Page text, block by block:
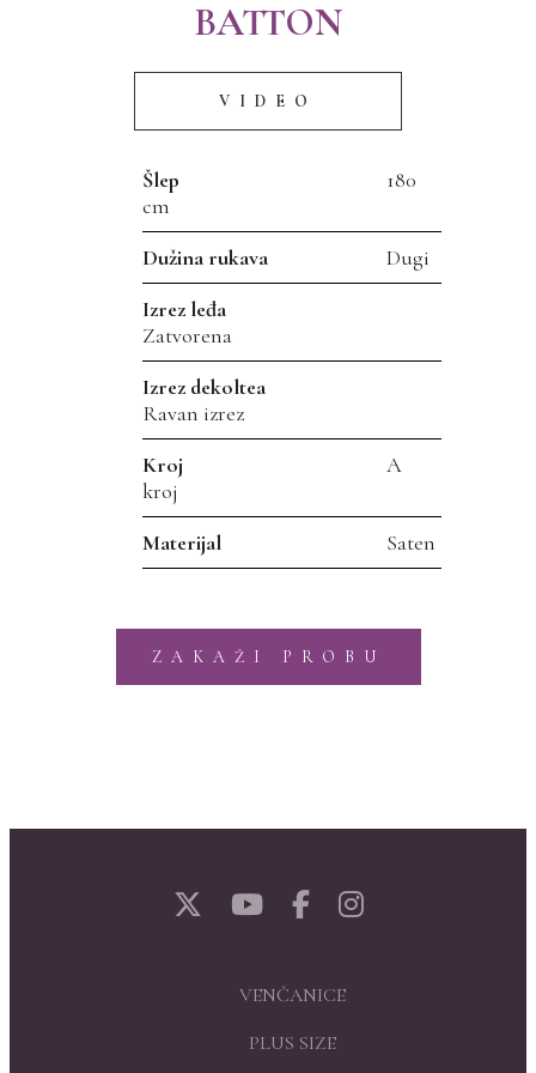
BATTON
VIDEO
Šlep
180
cm
Dužina rukava
Dugi
Izrez leđa
Zatvorena
Izrez dekoltea
Ravan izrez
Kroj
A
kroj
Materijal
Saten
ZAKAŽI PROBU
VENČANICE
PLUS SIZE